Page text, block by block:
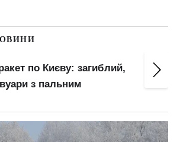
по Києву: загиблий,
з пальним